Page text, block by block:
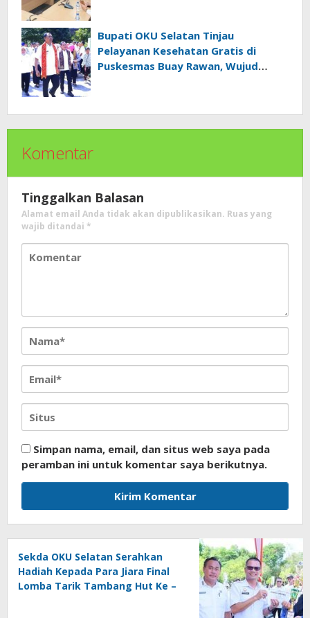
Bupati OKU Selatan Tinjau
Pelayanan Kesehatan Gratis di
Puskesmas Buay Rawan, Wujud
Komentar
Tinggalkan Balasan
Alamat email Anda tidak akan dipublikasikan. Ruas yang
wajib ditandai *
Simpan nama, email, dan situs web saya pada
peramban ini untuk komentar saya berikutnya.
Sekda OKU Selatan Serahkan
Hadiah Kepada Para Jiara Final
Lomba Tarik Tambang Hut Ke –